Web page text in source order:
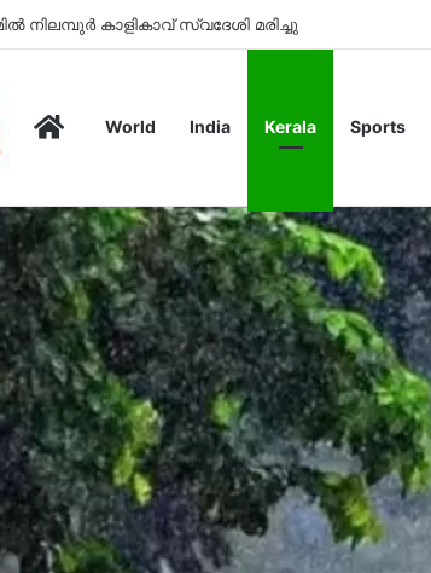
എംവിഡി റിപ്പോർട്ട്
HomeWorld India Kerala Sports